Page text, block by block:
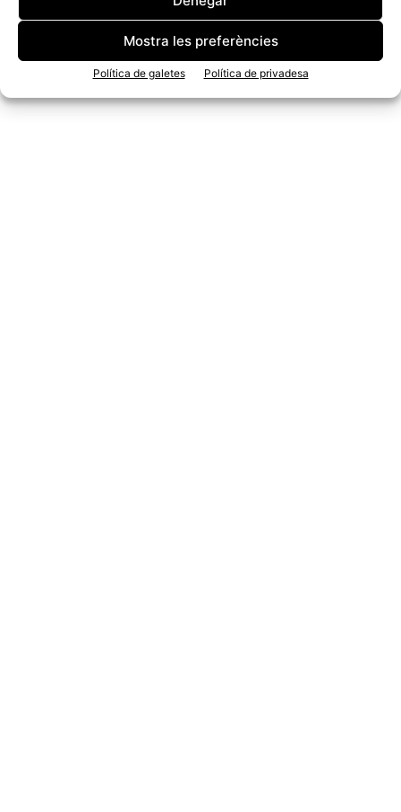
Mostra les preferències
Política de galetes Política de privadesa